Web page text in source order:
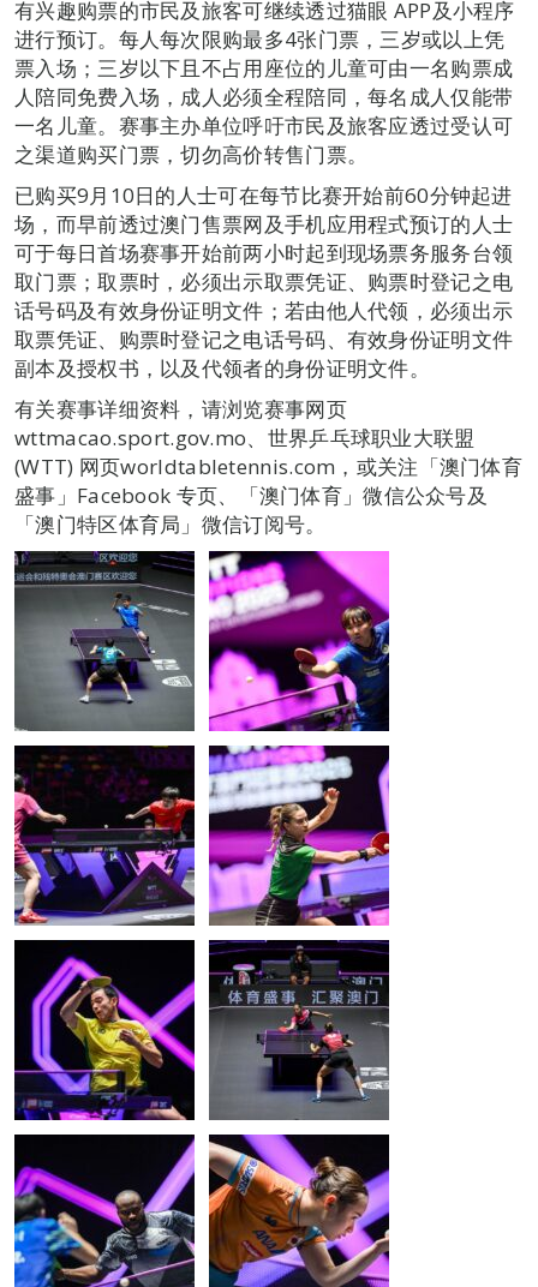
有兴趣购票的市民及旅客可继续透过猫眼 APP及小程序
进行预订。每人每次限购最多4张门票，三岁或以上凭
票入场；三岁以下且不占用座位的儿童可由一名购票成
人陪同免费入场，成人必须全程陪同，每名成人仅能带
一名儿童。赛事主办单位呼吁市民及旅客应透过受认可
之渠道购买门票，切勿高价转售门票。
已购买9月10日的人士可在每节比赛开始前60分钟起进
场，而早前透过澳门售票网及手机应用程式预订的人士
可于每日首场赛事开始前两小时起到现场票务服务台领
取门票；取票时，必须出示取票凭证、购票时登记之电
话号码及有效身份证明文件；若由他人代领，必须出示
取票凭证、购票时登记之电话号码、有效身份证明文件
副本及授权书，以及代领者的身份证明文件。
有关赛事详细资料，请浏览赛事网页
wttmacao.sport.gov.mo、世界乒乓球职业大联盟
(WTT) 网页worldtabletennis.com，或关注「澳门体育
盛事」Facebook 专页、「澳门体育」微信公众号及
「澳门特区体育局」微信订阅号。